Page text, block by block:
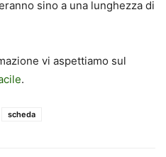
sino a una lunghezza di
vi aspettiamo sul
.
scheda